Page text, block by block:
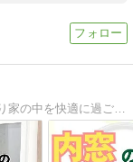
北海道に住む私が内窓を取り付けた事により家の中を快適に過ごせるようになりました。 窓際の寒さや結露、外の騒音に日々お悩みのアナタに是非コスパ最高の内窓をオススメします。 在宅時間の多い昨今、少しでも安らぎのある我が家になりますように。